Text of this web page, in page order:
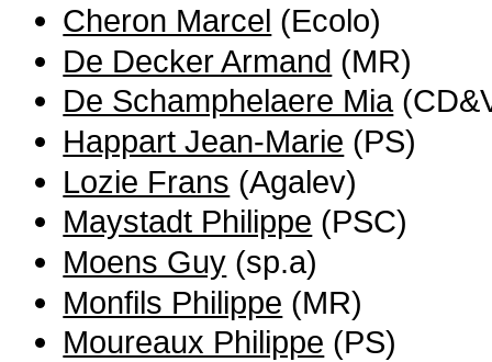
Cheron Marcel (Ecolo)
De Decker Armand (MR)
De Schamphelaere Mia
Happart Jean-Marie (PS)
Lozie Frans (Agalev)
Maystadt Philippe (PSC)
Moens Guy (sp.a)
Monfils Philippe (MR)
Moureaux Philippe (PS)